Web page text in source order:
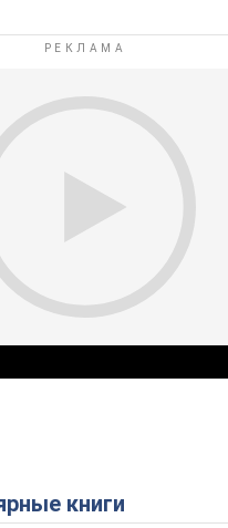
Play Video
книги